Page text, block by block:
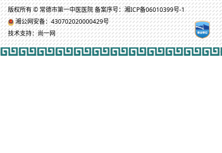
版权所有 © 常德市第一中医医院 备案序号：湘ICP备06010399号-1
湘公网安备：430702020000429号
技术支持：尚一网